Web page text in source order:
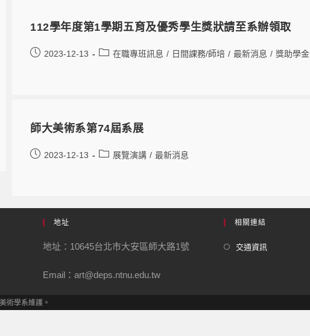
112學年度第1學期五育及優秀學生獎狀請至系辦領取
2023-12-13 在職專班訊息 / 日間課務/師培 / 最新消息 / 獎助學金
師大美術系第74屆系展
2023-12-13 展覽演講 / 最新消息
地址
地址：10645台北市大安區師大路1號
Email：art@deps.ntnu.edu.tw
相關連結
交通資訊
術學系維護。